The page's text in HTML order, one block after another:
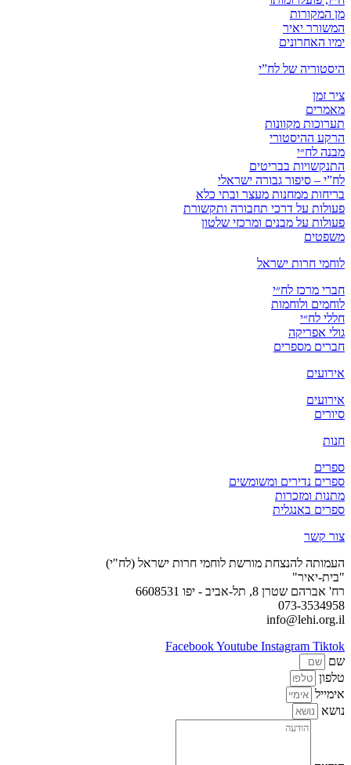
מן המקורות
המשורר יאיר
ימיו האחרונים
היסטוריה של לח”י
ציר זמן
מאמרים
תערוכות מקוונות
הרקע ההיסטורי
מבנה לח״י
התנקשויות בבריטים
לח”י – סיפור גבורה ישראלי
בריחות ממחנות מעצר ובתי כלא
פעולות על דרכי תחבורה ותקשורת
פעולות על מבנים ומרכזי שלטון
משפטים
לוחמי חרות ישראל
חברי מרכז לח״י
לוחמים ולוחמות
חללי לח״י
גולי אפריקה
חברים מספרים
אירועים
אירועים
סיורים
חנות
ספרים
ספרים נדירים ומשומשים
מתנות ומזכרות
ספרים באנגלית
צור קשר
העמותה להנצחת מורשת לוחמי חרות ישראל (לח"י)
"בית-יאיר"
רח' אברהם שטרן 8, תל-אביב - יפו 6608531
073-3534958
info@lehi.org.il
FacebookYoutube Instagram Tiktok
שם
טלפון
אימייל
נושא